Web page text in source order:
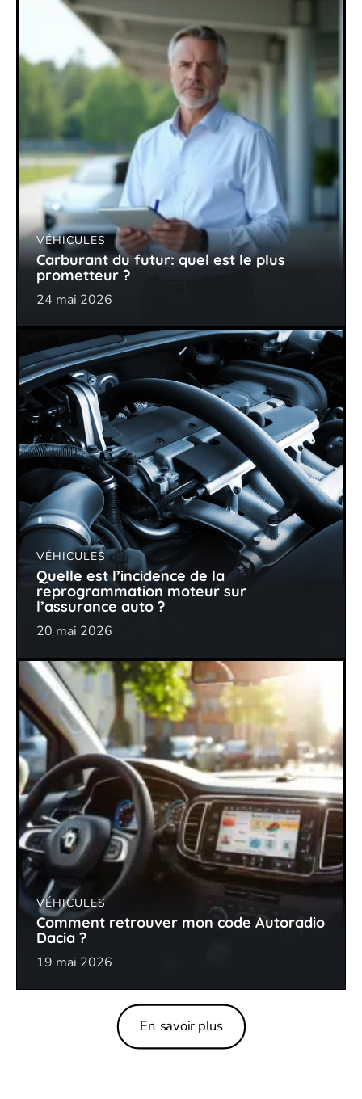
VÉHICULES
Carburant du futur: quel est le plus
prometteur ?
24 mai 2026
VÉHICULES
Quelle est l’incidence de la
reprogrammation moteur sur
l’assurance auto ?
20 mai 2026
VÉHICULES
Comment retrouver mon code Autoradio
Dacia ?
19 mai 2026
En savoir plus